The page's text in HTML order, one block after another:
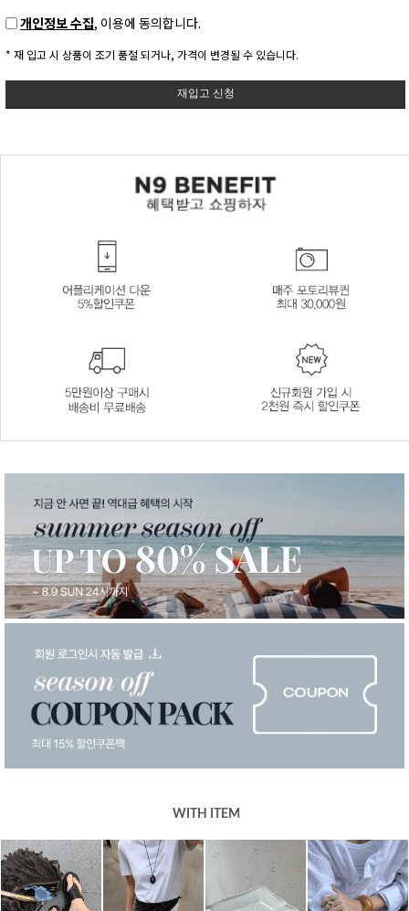
개인정보 수집, 이용에 동의합니다.
* 재 입고 시 상품이 조기 품절 되거나, 가격이 변경될 수 있습니다.
재입고 신청
WITH ITEM